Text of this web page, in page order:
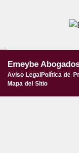
Emeybe
Aviso LegalPolítica de
Mapa del Sitio